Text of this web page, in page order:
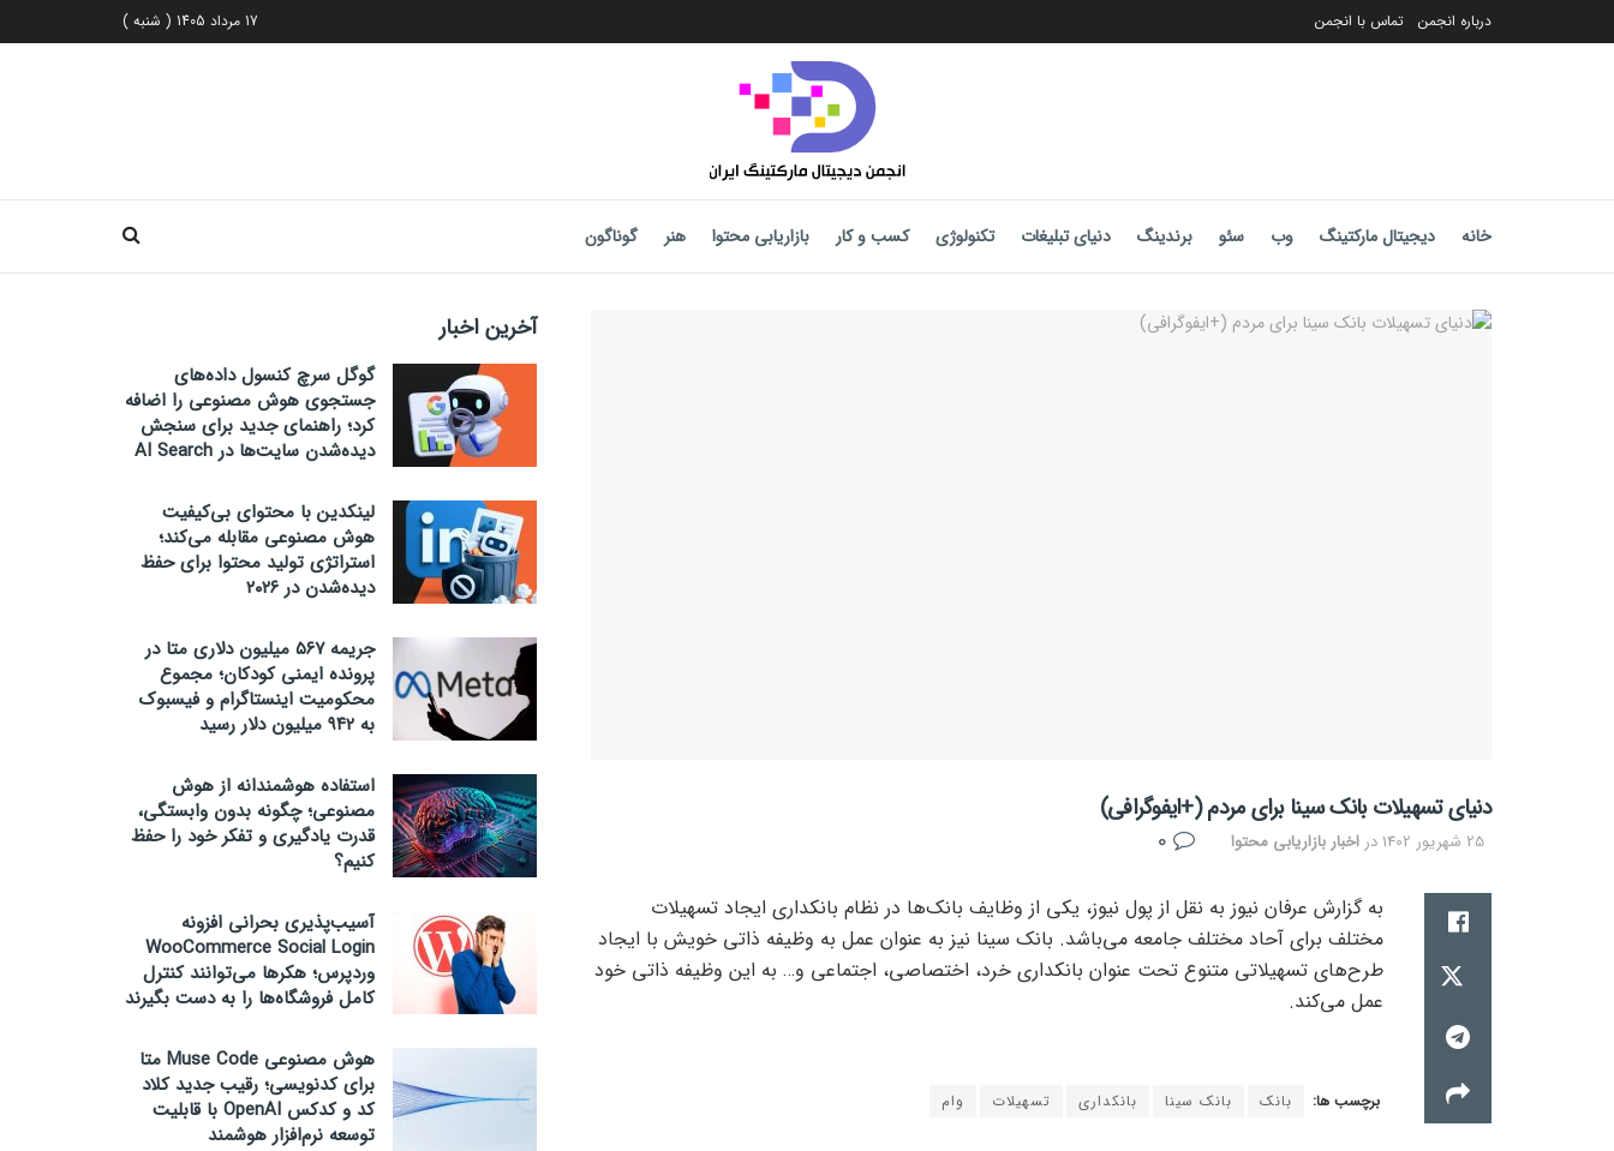
درباره انجمن تماس با انجمن 17 مرداد 1405 ( شنبه )
خانه دیجیتال مارکتینگ وب سئو برندینگ دنیای تبلیغات تکنولوژی کسب و کار بازاریابی محتوا هنر گوناگون
دنیای تسهیلات بانک سینا برای مردم (+ایفوگرافی)
25 شهریور 1402 دراخبار بازاریابی محتوا
به گزارش عرفان نیوز به نقل از پول نیوز، یکی از وظایف بانک‌ها در نظام بانکداری ایجاد تسهیلات
مختلف برای آحاد مختلف جامعه می‌باشد. بانک سینا نیز به عنوان عمل به وظیفه ذاتی خویش با ایجاد
طرح‌های تسهیلاتی متنوع تحت عنوان بانکداری خرد، اختصاصی، اجتماعی و… به این وظیفه ذاتی خود
عمل می‌کند.
برچسب ها: بانک بانک سینا بانکداری تسهیلات وام
آخرین اخبار
گوگل سرچ کنسول داده‌های
جستجوی هوش مصنوعی را اضافه
کرد؛ راهنمای جدید برای سنجش
دیده‌شدن سایت‌ها در AI Search
لینکدین با محتوای بی‌کیفیت
هوش مصنوعی مقابله می‌کند؛
استراتژی تولید محتوا برای حفظ
دیده‌شدن در ۲۰۲۶
جریمه ۵۶۷ میلیون دلاری متا در
پرونده ایمنی کودکان؛ مجموع
محکومیت اینستاگرام و فیسبوک
به ۹۴۲ میلیون دلار رسید
استفاده هوشمندانه از هوش
مصنوعی؛ چگونه بدون وابستگی،
قدرت یادگیری و تفکر خود را حفظ
کنیم؟
آسیب‌پذیری بحرانی افزونه
WooCommerce Social Login
وردپرس؛ هکرها می‌توانند کنترل
کامل فروشگاه‌ها را به دست بگیرند
هوش مصنوعی Muse Code متا
برای کدنویسی؛ رقیب جدید کلاد
کد و کدکس OpenAI با قابلیت
توسعه نرم‌افزار هوشمند